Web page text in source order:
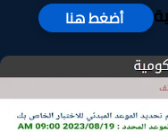
أضغط هنا